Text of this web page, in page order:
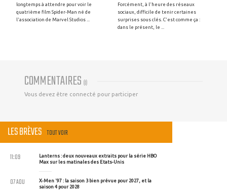
longtemps à attendre pour voir le
quatrième film Spider-Man né de
l'association de Marvel Studios ...
Forcément, à l'heure des réseaux
sociaux, difficile de tenir certaines
surprises sous clés. C'est comme ça :
dans le présent, le ...
COMMENTAIRES (0)
Vous devez être connecté pour participer
LES BRÈVES TOUT VOIR
Lanterns : deux nouveaux extraits pour la série HBO
Max sur les matinales des Etats-Unis
11:09
X-Men '97 : la saison 3 bien prévue pour 2027, et la
saison 4 pour 2028
07 AOU